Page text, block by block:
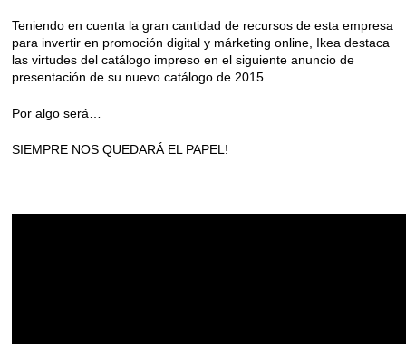
Teniendo en cuenta la gran cantidad de recursos de esta empresa
para invertir en promoción digital y márketing online, Ikea destaca
las virtudes del catálogo impreso en el siguiente anuncio de
presentación de su nuevo catálogo de 2015.
Por algo será…
SIEMPRE NOS QUEDARÁ EL PAPEL!